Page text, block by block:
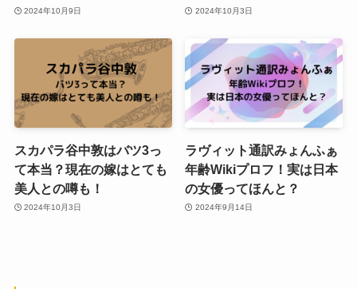
2024年10月9日 2024年10月3日
スカパラ谷中敦はバツ3っ
て本当？現在の嫁はとても
美人との噂も！
2024年10月3日
ラヴィット通訳みょんふぁ
年齢Wikiプロフ！実は日本
の女優ってほんと？
2024年9月14日